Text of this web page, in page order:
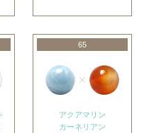
65
アクアマリン
カーネリアン